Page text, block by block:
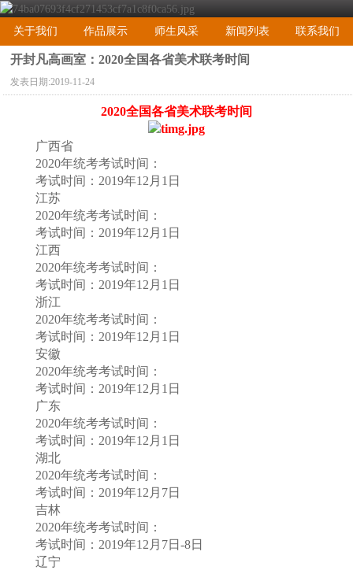
关于我们 作品展示 师生风采 新闻列表 联系我们
开封凡高画室：2020全国各省美术联考时间
发表日期:2019-11-24
2020全国各省美术联考时间
广西省
2020年统考考试时间：
考试时间：2019年12月1日
江苏
2020年统考考试时间：
考试时间：2019年12月1日
江西
2020年统考考试时间：
考试时间：2019年12月1日
浙江
2020年统考考试时间：
考试时间：2019年12月1日
安徽
2020年统考考试时间：
考试时间：2019年12月1日
广东
2020年统考考试时间：
考试时间：2019年12月1日
湖北
2020年统考考试时间：
考试时间：2019年12月7日
吉林
2020年统考考试时间：
考试时间：2019年12月7日-8日
辽宁